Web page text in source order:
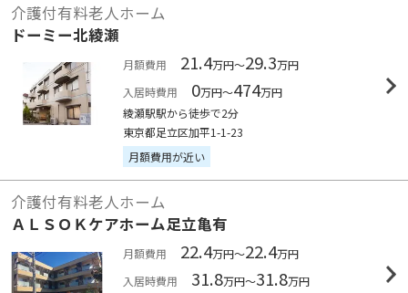
介護付有料老人ホーム
ドーミー北綾瀬
月額費用 21.4万円～29.3万円
入居時費用
0万円～474万円
綾瀬駅駅から徒歩で2分
東京都足立区加平1-1-23
月額費用が近い
介護付有料老人ホーム
ＡＬＳＯＫケアホーム足立亀有
月額費用 22.4万円～22.4万円
入居時費用
31.8万円～31.8万円